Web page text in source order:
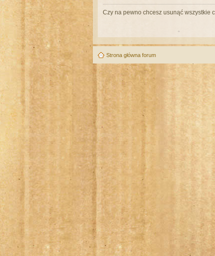
Czy na pewno chcesz usunąć wszystkie
Strona główna forum